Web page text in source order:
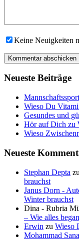
Keine Neuigkeiten
Neueste Beiträge
Wieso Du
Gesundes und
Hör auf Dich zu
Wieso
Neueste
Stephan Depta zu
brauchst
Janus Dorn -
Winter brauchst
Dina - Rubria
– Wie alles
Erwin zu Wieso
Mohammad